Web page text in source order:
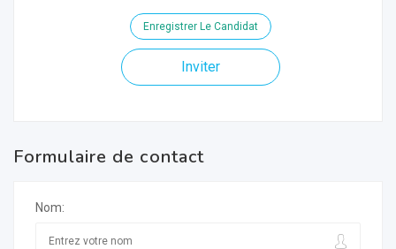
Enregistrer Le Candidat
Inviter
Formulaire de contact
Nom: